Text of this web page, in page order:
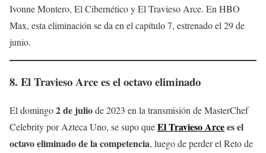
Ivonne Montero, El Cibernético y El Travieso Arce. En HBO
Max, esta eliminación se da en el capítulo 7, estrenado el 29 de
junio.
8. El Travieso Arce es el octavo eliminado
El domingo2 de juliode 2023 en la transmisión de MasterChef
Celebrity por Azteca Uno, se supo queEl Travieso Arcees el
octavo eliminado de la competencia, luego de perder el Reto de